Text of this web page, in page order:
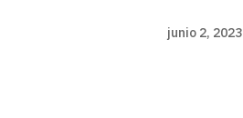
junio 2, 2023